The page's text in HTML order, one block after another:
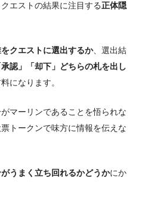
エストの結果に注目する正体隠
クエストに選出するか、選出結
承認」「却下」どちらの札を出し
になります。
マーリンであることを悟られな
トークンで味方に情報を伝えな
うまく立ち回れるかどうかにか